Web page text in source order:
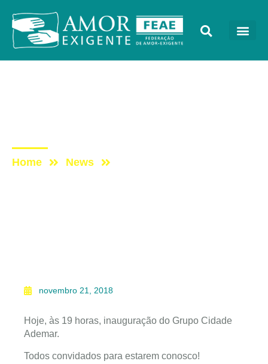
Home News
novembro 21, 2018
Hoje, às 19 horas, inauguração do Grupo Cidade
Ademar.
Todos convidados para estarem conosco!